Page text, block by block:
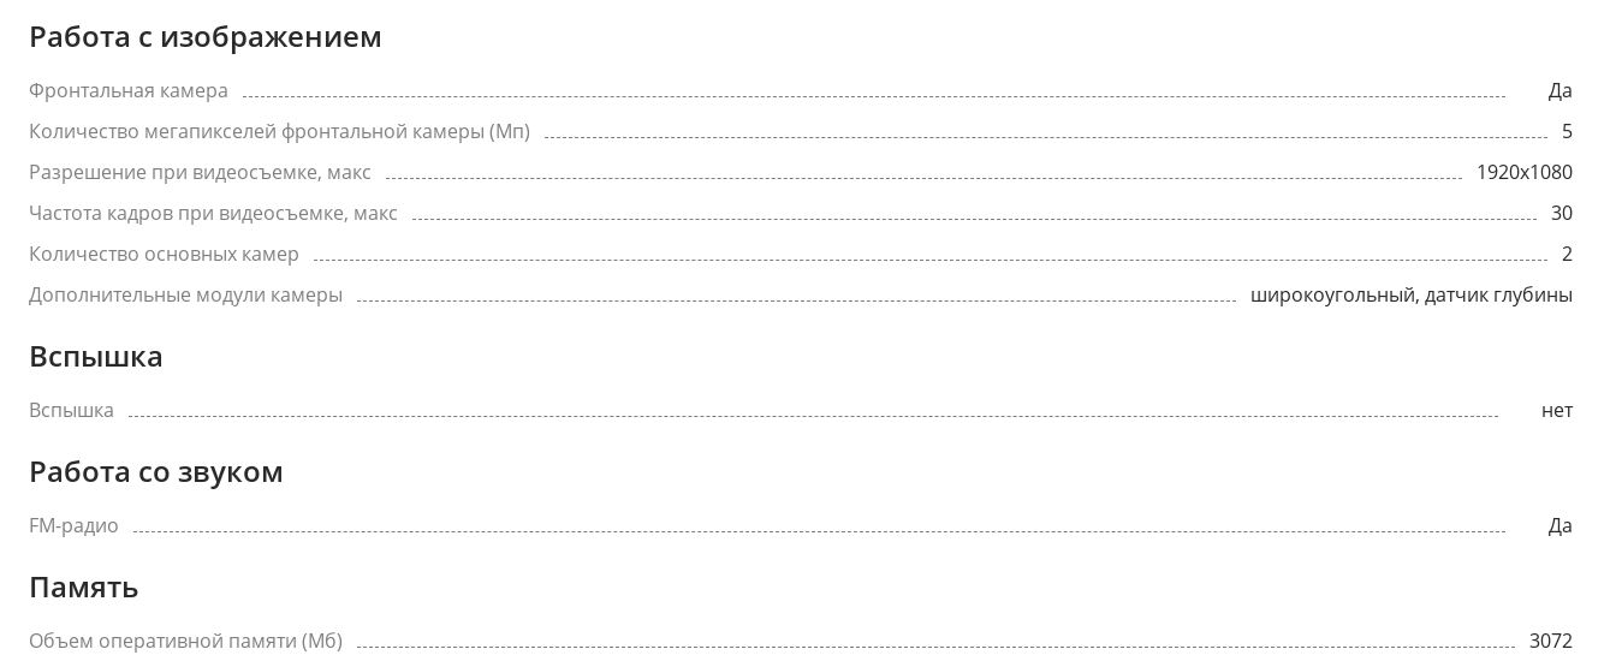
Работа с изображением
Фронтальная камера
Да
Количество мегапикселей фронтальной камеры (Мп)
5
Разрешение при видеосъемке, макс
1920x1080
Частота кадров при видеосъемке, макс
30
Количество основных камер
2
Дополнительные модули камеры
широкоугольный, датчик глубины
Вспышка
Вспышка нет
Работа со звуком
FM-радио Да
Память
Объем оперативной памяти (Мб)
3072